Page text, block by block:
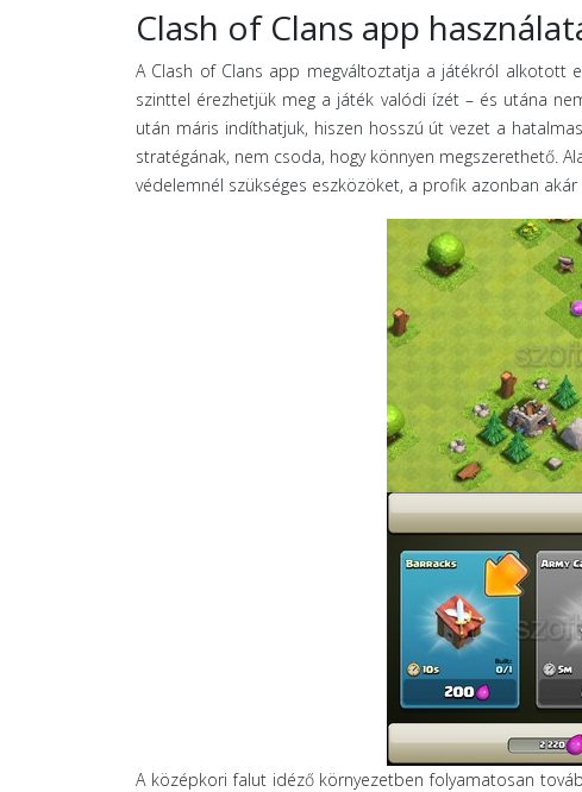
Clash of Clans app
A Clash of Clans app megváltoztatja a játékról alkotott
szinttel érezhetjük meg a játék valódi ízét – és utána
után máris indíthatjuk, hiszen hosszú út vezet a
stratégának, nem csoda, hogy könnyen megszerethető.
védelemnél szükséges eszközöket, a profik azonban
A középkori falut idéző környezetben folyamatosan